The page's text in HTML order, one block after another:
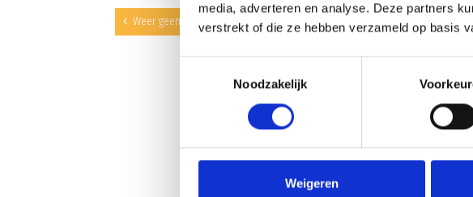
media, adverteren en analyse. Deze partners
verstrekt of die ze hebben verzameld op basis
Noodzakelijk
Weigeren
Weer geen winst voor A1